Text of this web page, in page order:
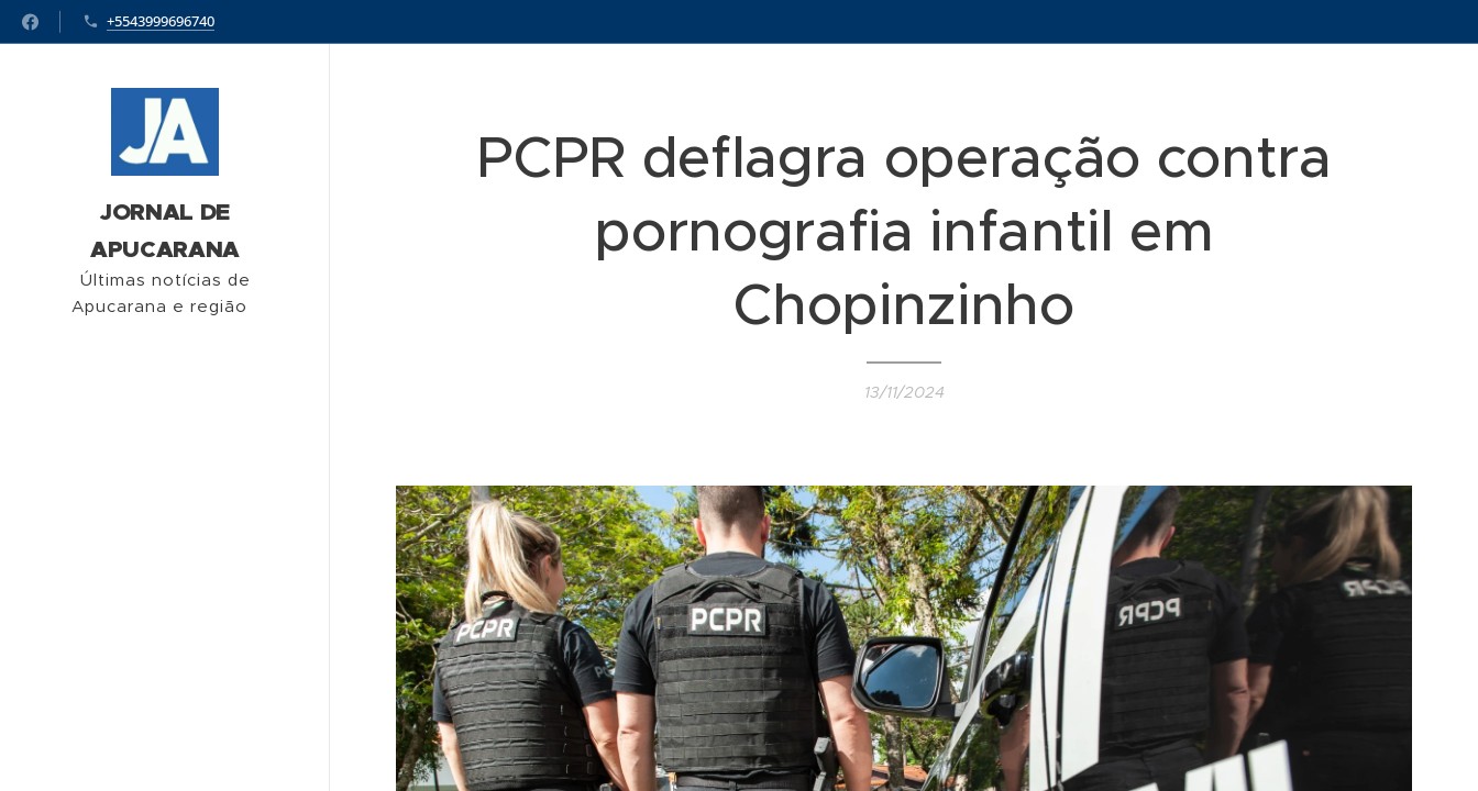
+5543999696740
JORNAL DE
APUCARANA
Últimas notícias de
Apucarana e região
PCPR deflagra operação contra
pornografia infantil em
Chopinzinho
13/11/2024